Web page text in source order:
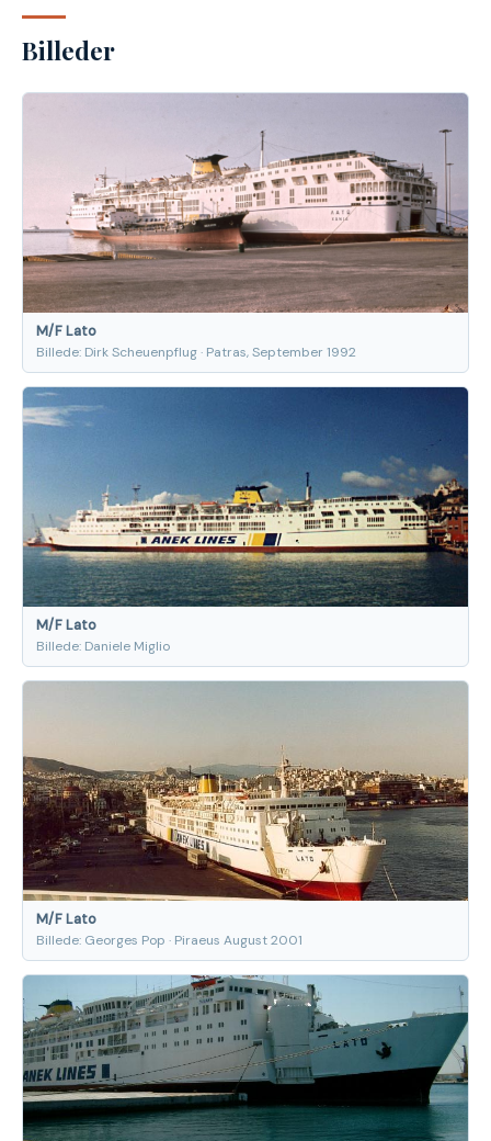
Billeder
M/F Lato
Billede: Dirk Scheuenpflug · Patras, September 1992
M/F Lato
Billede: Daniele Miglio
M/F Lato
Billede: Georges Pop · Piraeus August 2001